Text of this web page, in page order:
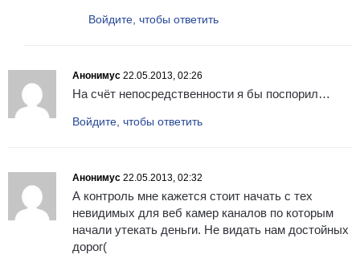
Войдите, чтобы ответить
Анонимус 22.05.2013, 02:26
На счёт непосредственности я бы поспорил…
Войдите, чтобы ответить
Анонимус 22.05.2013, 02:32
А контроль мне кажется стоит начать с тех
невидимых для веб камер каналов по которым
начали утекать деньги. Не видать нам достойных
дорог(